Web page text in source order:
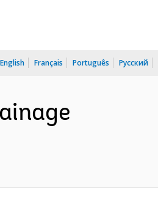
English Français Português Русский